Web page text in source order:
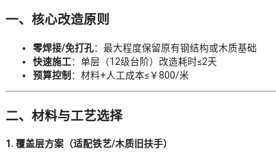
一、核心改造原则
零焊接/免打孔：最大程度保留原有钢结构或木质基础
快速施工：单层（12级台阶）改造耗时≤2天
预算控制 ：材料+人工成本≤￥800/米
二、材料与工艺选择
1. 覆盖层方案 （适配铁艺/木质旧扶手）